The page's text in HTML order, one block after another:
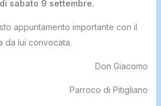
sabato 9 settembre.
appuntamento importante con il
da lui convocata.
Don Giacomo
Parroco di Pitigliano